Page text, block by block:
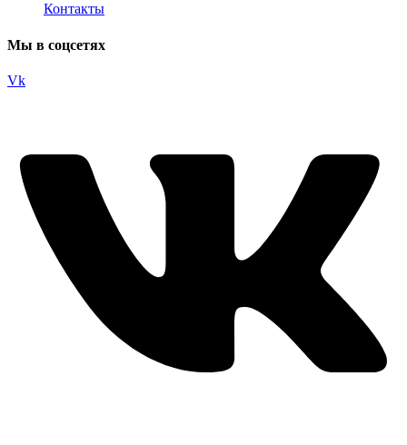
Контакты
Мы в соцсетях
Vk